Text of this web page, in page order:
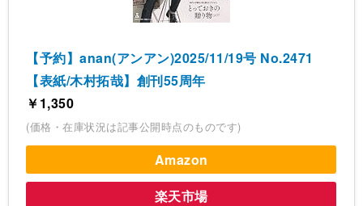
【予約】anan(アンアン)2025/11/19号 No.2471
【表紙/木村拓哉】創刊55周年
￥1,350
(価格・在庫状況は記事公開時点のものです)
Amazon
楽天市場